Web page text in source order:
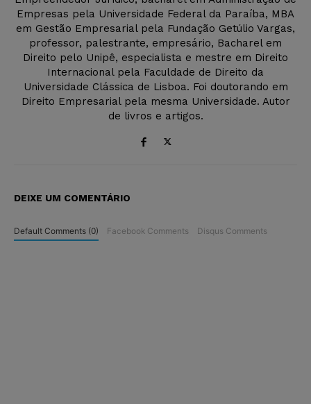
Empresas pela Universidade Federal da Paraíba, MBA
em Gestão Empresarial pela Fundação Getúlio Vargas,
professor, palestrante, empresário, Bacharel em
Direito pelo Unipê, especialista e mestre em Direito
Internacional pela Faculdade de Direito da
Universidade Clássica de Lisboa. Foi doutorando em
Direito Empresarial pela mesma Universidade. Autor
de livros e artigos.
DEIXE UM COMENTÁRIO
Default Comments (0) Facebook Comments Disqus Comments